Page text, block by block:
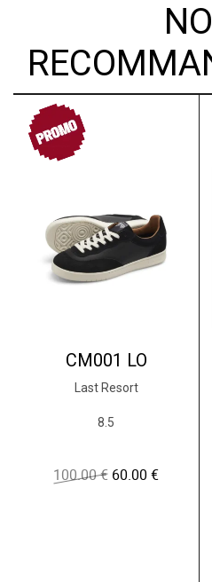
PROMO
CM001 LO
Last Resort
8.5
100.00€ L
60.00 €L